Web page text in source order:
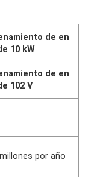
de en
10 kW
de en
102 V
por año